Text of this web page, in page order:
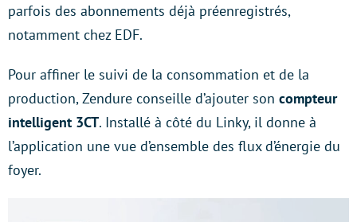
parfois des abonnements déjà préenregistrés,
notamment chez EDF.
Pour affiner le suivi de la consommation et de la
production, Zendure conseille d’ajouter son compteur
intelligent 3CT. Installé à côté du Linky, il donne à
l’application une vue d’ensemble des flux d’énergie du
foyer.